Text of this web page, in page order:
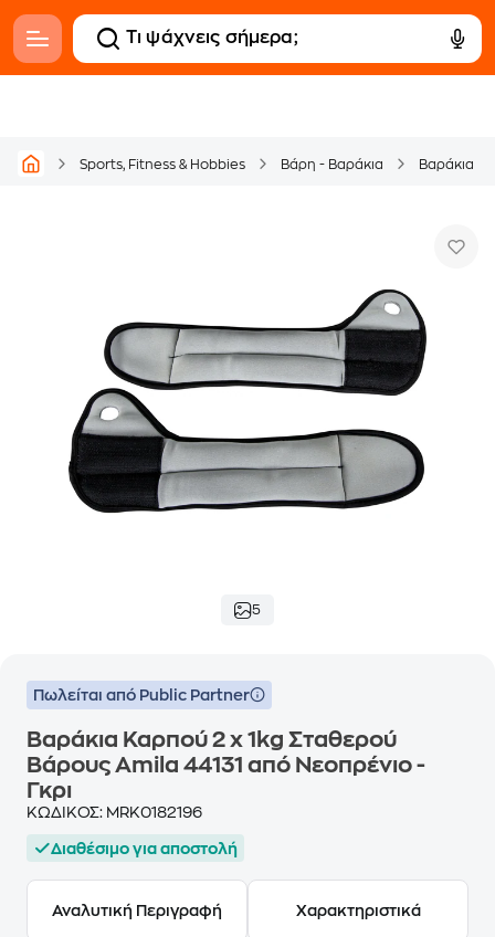
Sports, Fitness & Hobbies Βάρη - Βαράκια Βαράκια
5
Πωλείται από Public Partner
Βαράκια Καρπού 2 x 1kg Σταθερού
Βάρους Amila 44131 από Νεοπρένιο -
Γκρι
ΚΩΔΙΚΟΣ: MRK0182196
Διαθέσιμο για αποστολή
Αναλυτική Περιγραφή Χαρακτηριστικά